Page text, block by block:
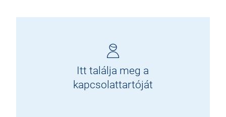
Itt találja meg a
kapcsolattartóját